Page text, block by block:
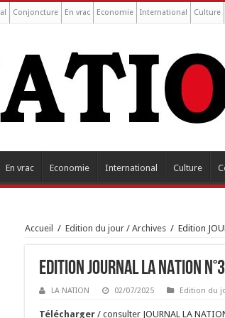
Conjoncture En vrac Economie International Culture
En vrac Economie International Culture
Accueil / Edition du jour / Archives / Edition
Edition JOURNAL LA NATION
LA NATION 02/07/2025 Edition du
Tél écharger / consulter JOURNAL LA